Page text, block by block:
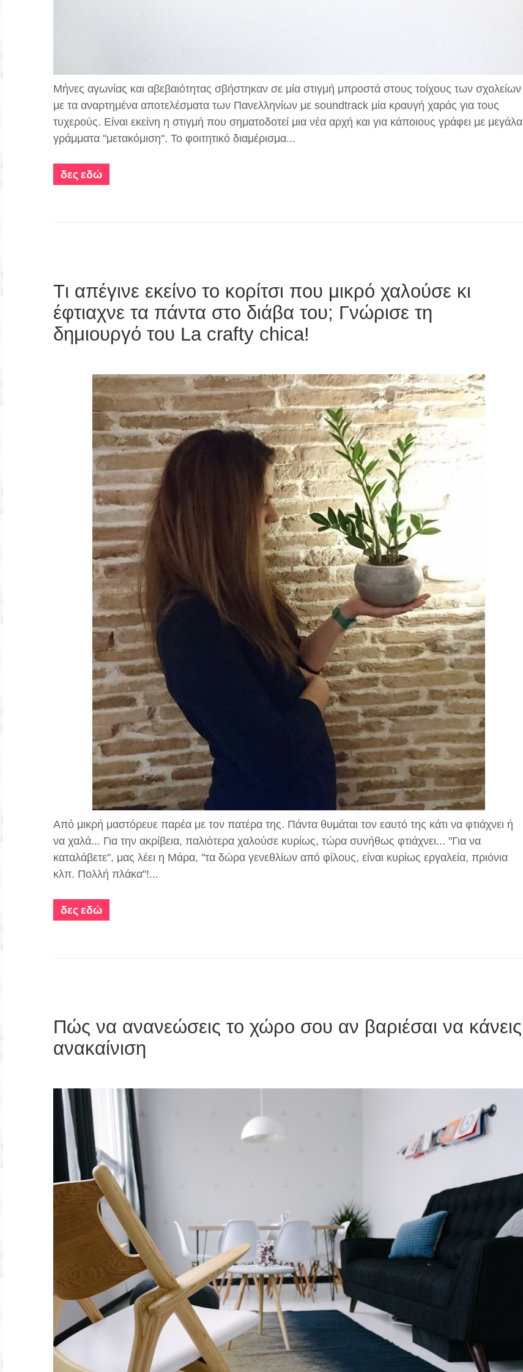
Μήνες αγωνίας και αβεβαιότητας σβήστηκαν σε μία στιγμή μπροστά στους τοίχους των σχολείων
με τα αναρτημένα αποτελέσματα των Πανελληνίων με soundtrack μία κραυγή χαράς για τους
τυχερούς. Είναι εκείνη η στιγμή που σηματοδοτεί μια νέα αρχή και για κάποιους γράφει με μεγάλα
γράμματα "μετακόμιση". To φοιτητικό διαμέρισμα...
δες εδώ
Tι απέγινε εκείνο το κορίτσι που μικρό χαλούσε κι
έφτιαχνε τα πάντα στο διάβα του; Γνώρισε τη
δημιουργό του La crafty chica!
Aπό μικρή μαστόρευε παρέα με τον πατέρα της. Πάντα θυμάται τον εαυτό της κάτι να φτιάχνει ή
να χαλά... Για την ακρίβεια, παλιότερα χαλούσε κυρίως, τώρα συνήθως φτιάχνει... "Για να
καταλάβετε", μας λέει η Μάρα, "τα δώρα γενεθλίων από φίλους, είναι κυρίως εργαλεία, πριόνια
κλπ. Πολλή πλάκα"!...
δες εδώ
Πώς να ανανεώσεις το χώρο σου αν βαριέσαι να κάνεις
ανακαίνιση